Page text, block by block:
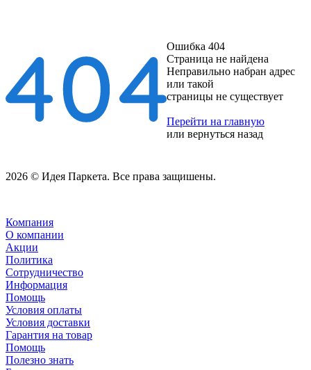
Ошибка 404
Страница не найдена
Неправильно набран адрес
или такой
страницы не существует
Перейти на главную
или вернуться назад
2026 © Идея Паркета. Все права защишены.
Компания
О компании
Акции
Политика
Сотрудничество
Информация
Помощь
Условия оплаты
Условия доставки
Гарантия на товар
Помощь
Полезно знать